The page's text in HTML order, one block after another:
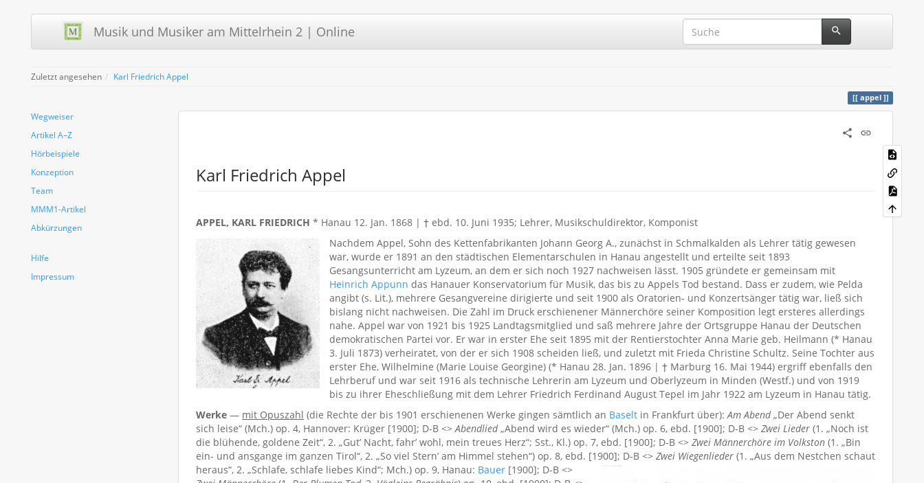
Musik und Musiker am Mittelrhein 2 | Online
Zuletzt angesehen Karl Friedrich Appel
appel
Wegweiser
Artikel A–Z
Hörbeispiele
Konzeption
Team
MMM1-Artikel
Abkürzungen
Hilfe
Impressum
Karl Friedrich Appel
APPEL, KARL FRIEDRICH * Hanau 12. Jan. 1868 | † ebd. 10. Juni 1935; Lehrer, Musikschuldirektor, Komponist
Nachdem Appel, Sohn des Kettenfabrikanten Johann Georg A., zunächst in Schmalkalden als Lehrer tätig gewesen
war, wurde er 1891 an den städtischen Elementarschulen in Hanau angestellt und erteilte seit 1893
Gesangsunterricht am Lyzeum, an dem er sich noch 1927 nachweisen lässt. 1905 gründete er gemeinsam mit
Heinrich Appunn das Hanauer Konservatorium für Musik, das bis zu Appels Tod bestand. Dass er zudem, wie Pelda
angibt (s. Lit.), mehrere Gesangvereine dirigierte und seit 1900 als Oratorien- und Konzertsänger tätig war, ließ sich
bislang nicht nachweisen. Die Zahl im Druck erschienener Männerchöre seiner Komposition legt ersteres allerdings
nahe. Appel war von 1921 bis 1925 Landtagsmitglied und saß mehrere Jahre der Ortsgruppe Hanau der Deutschen
demokratischen Partei vor. Er war in erster Ehe seit 1895 mit der Rentierstochter Anna Marie geb. Heilmann (* Hanau
3. Juli 1873) verheiratet, von der er sich 1908 scheiden ließ, und zuletzt mit Frieda Christine Schultz. Seine Tochter aus
erster Ehe, Wilhelmine (Marie Louise Georgine) (* Hanau 28. Jan. 1896 | † Marburg 16. Mai 1944) ergriff ebenfalls den
Lehrberuf und war seit 1916 als technische Lehrerin am Lyzeum und Oberlyzeum in Minden (Westf.) und von 1919
bis zu ihrer Eheschließung mit dem Lehrer Friedrich Ferdinand August Tepel im Jahr 1922 am Lyzeum in Hanau tätig.
Werke — mit Opuszahl (die Rechte der bis 1901 erschienenen Werke gingen sämtlich an Baselt in Frankfurt über):Am Abend„Der Abend senkt
sich leise“ (Mch.) op. 4, Hannover: Krüger [1900]; D-B <>Abendlied„Abend wird es wieder“ (Mch.) op. 6, ebd. [1900]; D-B <> Zwei Lieder (1. „Noch ist
die blühende, goldene Zeit“, 2. „Gut’ Nacht, fahr’ wohl, mein treues Herz“; Sst., Kl.) op. 7, ebd. [1900]; D-B <> Zwei Männerchöre im Volkston (1. „Bin
ein- und ansgange im ganzen Tirol“, 2. „So viel Stern’ am Himmel stehen“) op. 8, ebd. [1900]; D-B <> Zwei Wiegenlieder (1. „Aus dem Nestchen schaut
heraus“, 2. „Schlafe, schlafe liebes Kind“; Mch.) op. 9, Hanau: Bauer [1900]; D-B <>